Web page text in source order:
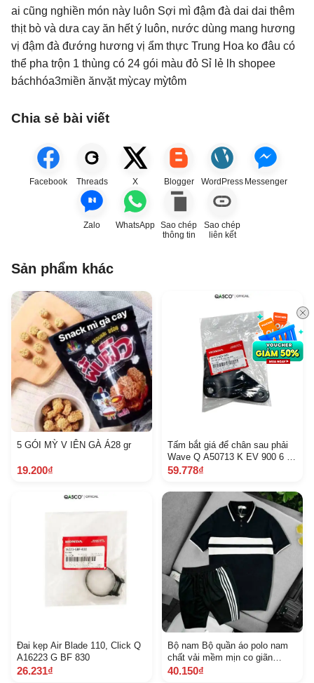
ai cũng nghiền món này luôn Sợi mì đậm đà dai dai thêm
thịt bò và dưa cay ăn hết ý luôn, nước dùng mang hương
vị đậm đà đướng hương vị ẩm thực Trung Hoa ko đâu có
thể pha trộn 1 thùng có 24 gói màu đỏ Sỉ lẻ lh shopee
báchhóa3miền ănvặt mỳcay mỳtôm
Chia sẻ bài viết
Facebook Threads X Blogger WordPress Messenger
Zalo WhatsApp Sao chép
thông tin
Sao chép
liên kết
Sản phẩm khác
5 GÓI MỲ V IÊN GÀ Á28 gr
19.200₫
Tấm bắt giá để chân sau phải
Wave Q A50713 K EV 900 6 C
2 F
59.778₫
Đai kẹp Air Blade 110, Click Q
A16223 G BF 830
26.231₫
Bộ nam Bộ quần áo polo nam
chất vải mềm mịn co giãn
thoáng mát,bộ quần áo thể thao
40.150₫